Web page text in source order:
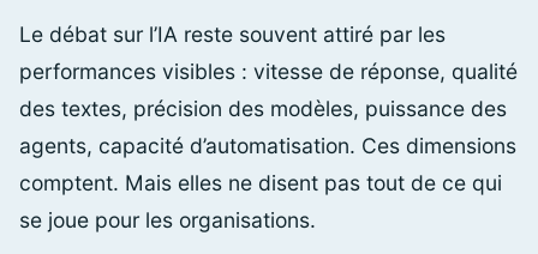
Le débat sur l’IA reste souvent attiré par les
performances visibles : vitesse de réponse, qualité
des textes, précision des modèles, puissance des
agents, capacité d’automatisation. Ces dimensions
comptent. Mais elles ne disent pas tout de ce qui
se joue pour les organisations.